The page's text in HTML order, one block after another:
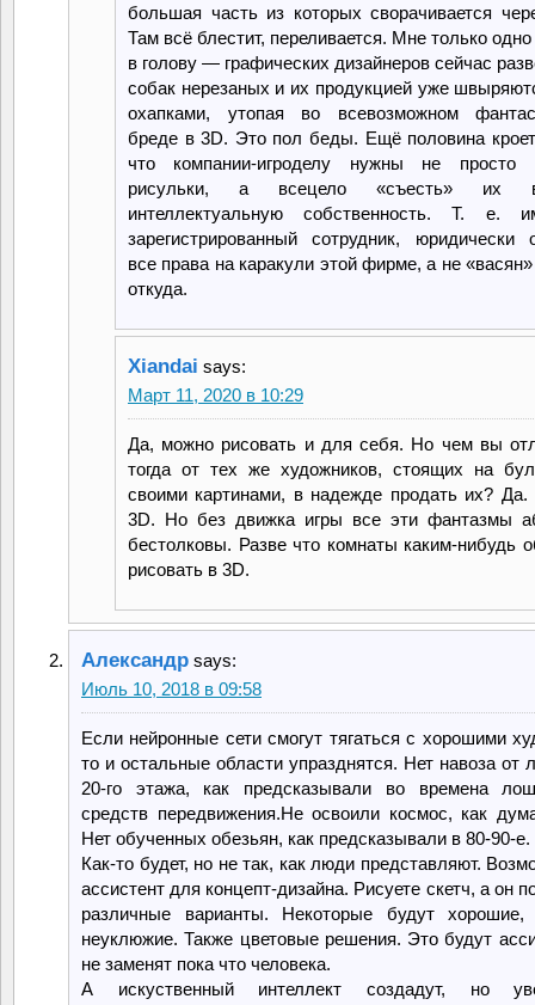
большая часть из которых сворачивается
Там всё блестит, переливается. Мне только
в голову — графических дизайнеров сейчас
собак нерезаных и их продукцией уже
охапками, утопая во всевозможном
бреде в 3D. Это пол беды. Ещё половина
что компании-игроделу нужны не просто
рисульки, а всецело «съесть» их
интеллектуальную собственность. Т. е.
зарегистрированный сотрудник, юридически
все права на каракули этой фирме, а не
откуда.
Xiandai says:
Март 11, 2020 в 10:29
Да, можно рисовать и для себя. Но чем вы
тогда от тех же художников, стоящих на
своими картинами, в надежде продать их? Да.
3D. Но без движка игры все эти фантазмы
бестолковы. Разве что комнаты каким-нибудь
рисовать в 3D.
Александр says:
Июль 10, 2018 в 09:58
Если нейронные сети смогут тягаться с хорошими
то и остальные области упразднятся. Нет навоза от
20-го этажа, как предсказывали во времена
средств передвижения.Не освоили космос, как
Нет обученных обезьян, как предсказывали в 80-90-е.
Как-то будет, но не так, как люди представляют.
ассистент для концепт-дизайна. Рисуете скетч, а он
различные варианты. Некоторые будут хорошие,
неуклюжие. Также цветовые решения. Это будут
не заменят пока что человека.
А искуственный интеллект создадут, но